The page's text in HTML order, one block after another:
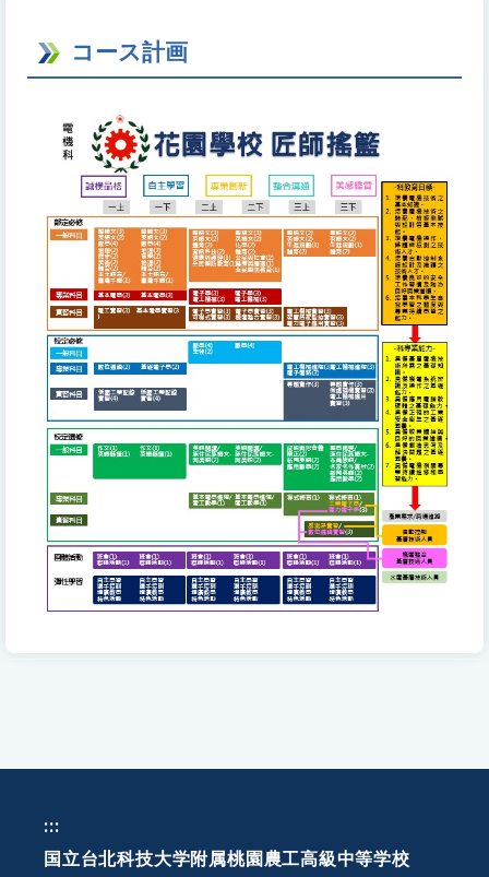
コース計画
:::
国立台北科技大学附属桃園農工高級中等学校